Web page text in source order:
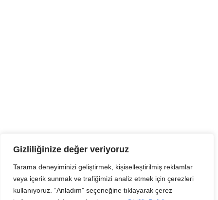
Gizliliğinize değer veriyoruz
Tarama deneyiminizi geliştirmek, kişiselleştirilmiş reklamlar
veya içerik sunmak ve trafiğimizi analiz etmek için çerezleri
kullanıyoruz. “Anladım” seçeneğine tıklayarak çerez